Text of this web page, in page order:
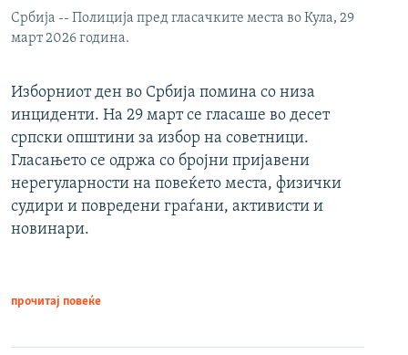
Србија -- Полиција пред гласачките места во Кула, 29
март 2026 година.
Изборниот ден во Србија помина со низа
инциденти. На 29 март се гласаше во десет
српски општини за избор на советници.
Гласањето се одржа со бројни пријавени
нерегуларности на повеќето места, физички
судири и повредени граѓани, активисти и
новинари.
прочитај повеќе